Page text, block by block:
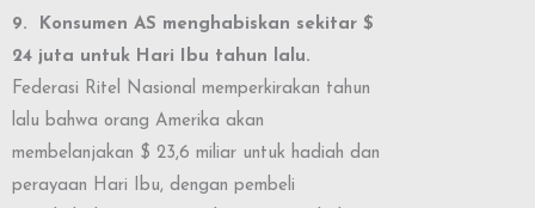
9. Konsumen AS menghabiskan sekitar $
24 juta untuk Hari Ibu tahun lalu.
Federasi Ritel Nasional memperkirakan tahun
lalu bahwa orang Amerika akan
membelanjakan $ 23,6 miliar untuk hadiah dan
perayaan Hari Ibu, dengan pembeli